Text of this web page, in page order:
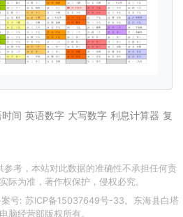
间 英语数字 大写数字 利息计算器 复
考，本站对此数据的准确性不承担任何责
际为准，著作权保护，侵权必究。
号: 苏ICP备15037649号-33 。东海县白塔
脑经营部版权所有。